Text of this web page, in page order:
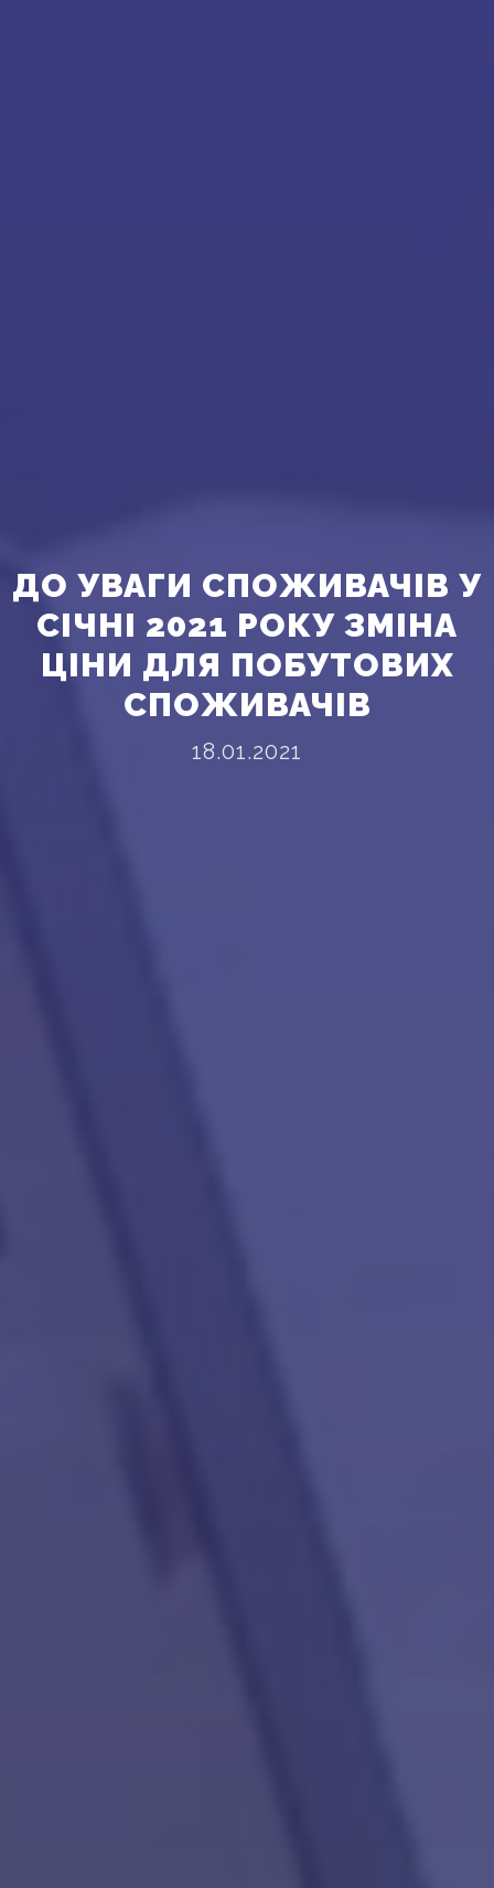
ДО УВАГИ СПОЖИВАЧІВ У
СІЧНІ 2021 РОКУ ЗМІНА
ЦІНИ ДЛЯ ПОБУТОВИХ
СПОЖИВАЧІВ
18.01.2021